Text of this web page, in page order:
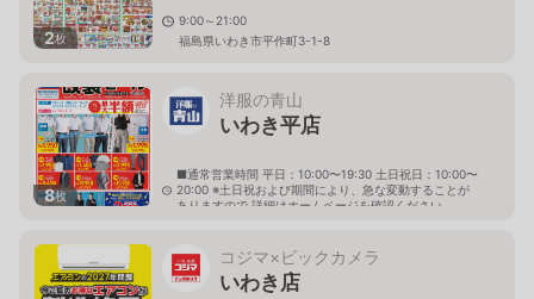
2枚
9:00～21:00
福島県いわき市平作町3-1-8
8枚
洋服の青山
いわき平店
■通常営業時間 平日：10:00〜19:30 土日祝日：10:00〜
20:00 ※土日祝および期間により、急な変動することが
ありますので 詳細はホームページを確認ください
コジマ×ビックカメラ
いわき店